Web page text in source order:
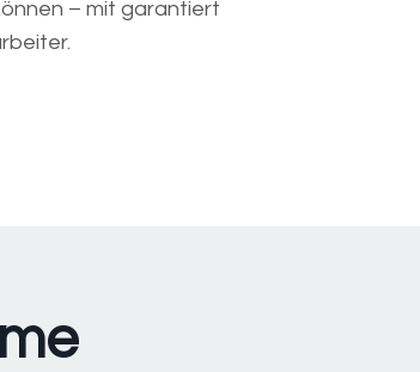
– mit garantiert